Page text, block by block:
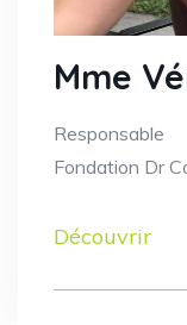
Mme
Fondation Dr
Découvrir